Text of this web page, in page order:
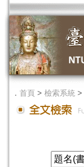
． 首頁 > 檢索系統 >